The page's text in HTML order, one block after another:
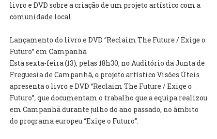
EXECUTIVO E PELOUROS
ASSEMBLEIA DE FREGUESIA
DOCUMENTOS
ATAS E DOCUMENTOS DA ASSEMBLEIA
EDITAIS
REGULAMENTOS E TAXAS
PLANO E ORÇAMENTO
RELATÓRIO E CONTAS
livro e DVD sobre a criação de um projeto artístico com a
comunidade local.
Lançamento do livro e DVD “Reclaim The Future / Exige o
Futuro” em Campanhã
Esta sexta-feira (13), pelas 18h30, no Auditório da Junta de
Freguesia de Campanhã, o projeto artístico Visões Úteis
apresenta o livro e DVD “Reclaim The Future / Exige o
Futuro”, que documentam o trabalho que a equipa realizou
em Campanhã durante julho do ano passado, no âmbito
do programa europeu “Exige o Futuro”.